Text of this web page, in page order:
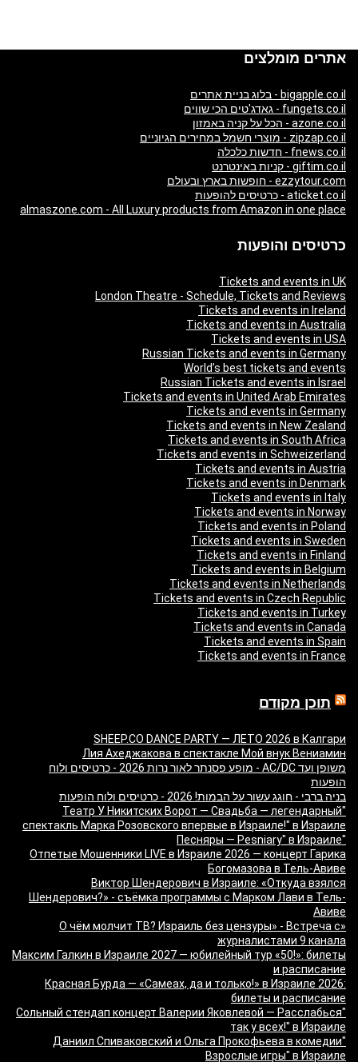
אתרים מומלצים
bigapple.co.il - בלוג בניית אתרים
fungets.co.il - גאדג'טים הכי שווים
azone.co.il - הכל על קניה באמזון
zipzap.co.il - מוצרי חשמל במחירים הגיוניים
fnews.co.il - חדשות כלכלה
giftim.co.il - קניות באינטרנט
ezzytour.com - חופשות בארץ ובעולם
aticket.co.il - כרטיסים להופעות
almaszone.com - All Luxury products from Amazon in one place
כרטיסים והופעות
Tickets and events in UK
London Theatre - Schedule, Tickets and Reviews
Tickets and events in Ireland
Tickets and events in Australia
Tickets and events in USA
Russian Tickets and events in Germany
World’s best tickets and events
Russian Tickets and events in Israel
Tickets and events in United Arab Emirates
Tickets and events in Germany
Tickets and events in New Zealand
Tickets and events in South Africa
Tickets and events in Schweizerland
Tickets and events in Austria
Tickets and events in Denmark
Tickets and events in Italy
Tickets and events in Norway
Tickets and events in Poland
Tickets and events in Sweden
Tickets and events in Finland
Tickets and events in Belgium
Tickets and events in Netherlands
Tickets and events in Czech Republic
Tickets and events in Turkey
Tickets and events in Canada
Tickets and events in Spain
Tickets and events in France
תוכן מקודם
SHEEP.CO DANCE PARTY — ЛЕТО 2026 в Калгари
Лия Ахеджакова в спектакле Мой внук Вениамин
משופן ועד AC/DC - מופע פסנתר לאור נרות 2026 - כרטיסים ולוח
הופעות
בניה ברבי - חוגג עשור על הבמות! 2026 - כרטיסים ולוח הופעות
"Театр У Никитских Ворот — Свадьба — легендарный
спектакль Марка Розовского впервые в Израиле!" в Израиле
"Песняры — Pesniary" в Израиле
Отпетые Мошенники LIVE в Израиле 2026 — концерт Гарика
Богомазова в Тель-Авиве
Виктор Шендерович в Израиле: «Откуда взялся
Шендерович?» - съёмка программы с Марком Лави в Тель-
Авиве
«О чём молчит ТВ? Израиль без цензуры» - Встреча с
журналистами 9 канала
Максим Галкин в Израиле 2027 — юбилейный тур «50!»: билеты
и расписание
Красная Бурда — «Самеах, да и только!» в Израиле 2026:
билеты и расписание
"Сольный стендап концерт Валерии Яковлевой — Расслабься
так у всех!" в Израиле
"Даниил Спиваковский и Ольга Прокофьева в комедии
Взрослые игры" в Израиле